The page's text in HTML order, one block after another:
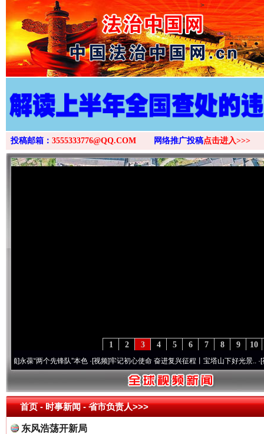
>
投稿邮箱： 3555333776@QQ.COM 网络推广投稿点击进入>>>
10
9
8
7
6
5
4
3
2
1
永葆“两个先锋队”本色·[视频] 牢记初心使命 奋进复兴征程丨宝塔山下好光景..·[视频]
首页- 时事新闻 -省市负责人>>>
东风浩荡开新局